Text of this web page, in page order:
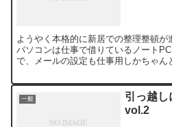
ようやく本格的に新居での整理整頓
パソコンは仕事で借りているノート
で、メールの設定も仕事用しかちゃ
一般
引っ越し
vol.2